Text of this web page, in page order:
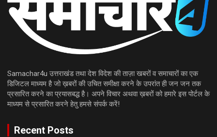
Samachar4u उत्तराखंड तथा देश विदेश की ताज़ा खबरों व समाचारों का एक
डिजिटल माध्यम है जो ख़बरों की उचित समीक्षा करने के उपरांत ही जन जन तक
प्रसारित करने का प्रयासबद्ध है। अपने विचार अथवा ख़बरों को हमारे इस पोर्टल के
माध्यम से प्रसारित करने हेतु हमसे संपर्क करें!
Recent Posts